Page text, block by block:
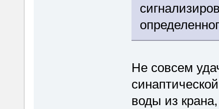
Не совсем
воды из